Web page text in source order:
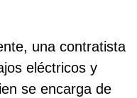
una contratista
eléctricos y
se encarga de